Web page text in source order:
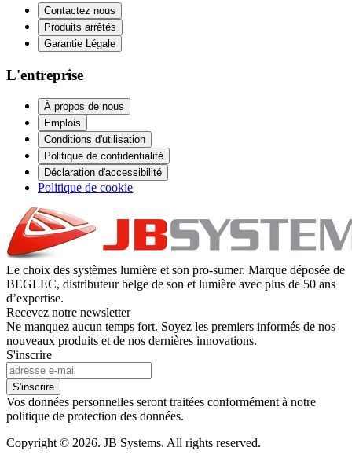
Contactez nous
Produits arrêtés
Garantie Légale
L'entreprise
À propos de nous
Emplois
Conditions d'utilisation
Politique de confidentialité
Déclaration d'accessibilité
Politique de cookie
Le choix des systèmes lumière et son pro-sumer. Marque déposée de
BEGLEC, distributeur belge de son et lumière avec plus de 50 ans
d’expertise.
Recevez notre newsletter
Ne manquez aucun temps fort. Soyez les premiers informés de nos
nouveaux produits et de nos dernières innovations.
S'inscrire
S'inscrire
Vos données personnelles seront traitées conformément à notre
politique de protection des données.
Copyright © 2026. JB Systems. All rights reserved.